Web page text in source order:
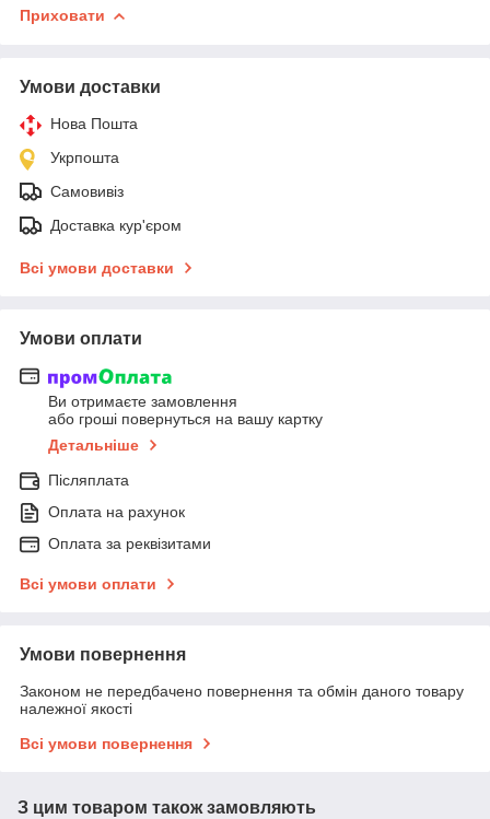
Приховати
Умови доставки
Нова Пошта
Укрпошта
Самовивіз
Доставка кур'єром
Всі умови доставки
Умови оплати
Ви отримаєте замовлення
або гроші повернуться на вашу картку
Детальніше
Післяплата
Оплата на рахунок
Оплата за реквізитами
Всі умови оплати
Умови повернення
Законом не передбачено повернення та обмін даного товару
належної якості
Всі умови повернення
З цим товаром також замовляють